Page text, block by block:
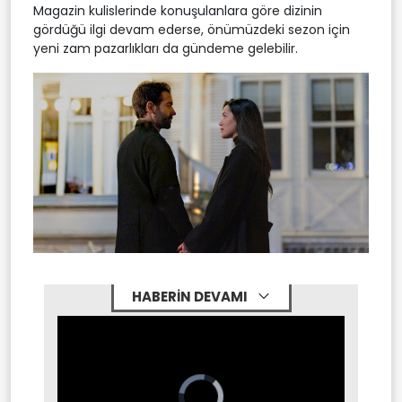
Magazin kulislerinde konuşulanlara göre dizinin
gördüğü ilgi devam ederse, önümüzdeki sezon için
yeni zam pazarlıkları da gündeme gelebilir.
HABERİN DEVAMI
Video
Player